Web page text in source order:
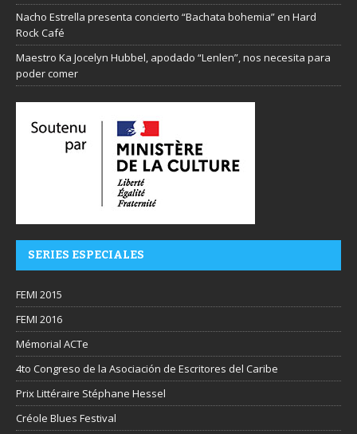
Nacho Estrella presenta concierto “Bachata bohemia” en Hard
Rock Café
Maestro Ka Jocelyn Hubbel, apodado “Lenlen”, nos necesita para
poder comer
SERIES ESPECIALES
FEMI 2015
FEMI 2016
Mémorial ACTe
4to Congreso de la Asociación de Escritores del Caribe
Prix Littéraire Stéphane Hessel
Créole Blues Festival